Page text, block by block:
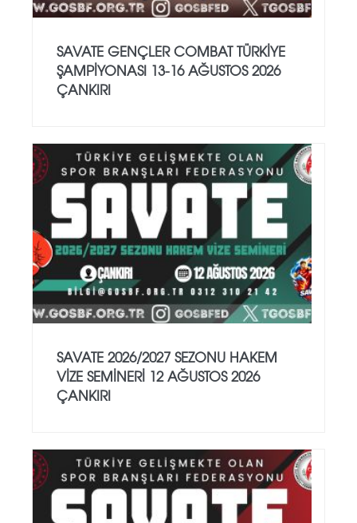
SAVATE GENÇLER COMBAT TÜRKİYE
ŞAMPİYONASI 13-16 AĞUSTOS 2026
ÇANKIRI
SAVATE 2026/2027 SEZONU HAKEM
VİZE SEMİNERİ 12 AĞUSTOS 2026
ÇANKIRI